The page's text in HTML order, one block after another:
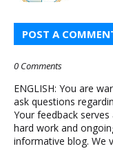
POST A
0 Comments
ENGLISH: You are
ask questions
Your feedback
hard work and
informative blog. We